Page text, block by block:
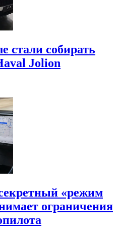
стали собирать
Jolion
«режим
ограничения